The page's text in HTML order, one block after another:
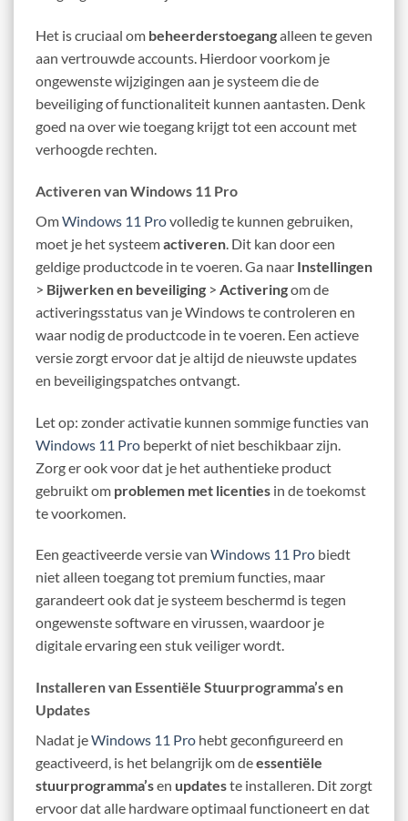
Het is cruciaal om beheerderstoegangalleen te geven
aan vertrouwde accounts. Hierdoor voorkom je
ongewenste wijzigingen aan je systeem die de
beveiliging of functionaliteit kunnen aantasten. Denk
goed na over wie toegang krijgt tot een account met
verhoogde rechten.
Activeren van Windows 11 Pro
OmWindows 11 Provolledig te kunnen gebruiken,
moet je het systeemactiveren. Dit kan door een
geldige productcode in te voeren. Ga naar Instellingen
> Bijwerken en beveiliging > Activeringom de
activeringsstatus van je Windows te controleren en
waar nodig de productcode in te voeren. Een actieve
versie zorgt ervoor dat je altijd de nieuwste updates
en beveiligingspatches ontvangt.
Let op: zonder activatie kunnen sommige functies van
Windows 11 Pro beperkt of niet beschikbaar zijn.
Zorg er ook voor dat je het authentieke product
gebruikt om problemen met licenties in de toekomst
te voorkomen.
Een geactiveerde versie van Windows 11 Pro biedt
niet alleen toegang tot premium functies, maar
garandeert ook dat je systeem beschermd is tegen
ongewenste software en virussen, waardoor je
digitale ervaring een stuk veiliger wordt.
Installeren van Essentiële Stuurprogramma’s en
Updates
Nadat jeWindows 11 Pro hebt geconfigureerd en
geactiveerd, is het belangrijk om deessentiële
stuurprogramma’sen updateste installeren. Dit zorgt
ervoor dat alle hardware optimaal functioneert en dat